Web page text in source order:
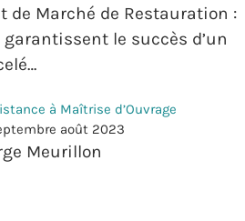
de Marché de Restauration :
le succès d’un
à Maîtrise d’Ouvrage
août 2023
Meurillon